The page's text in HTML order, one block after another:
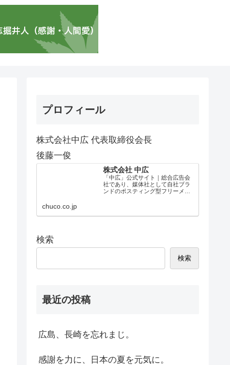
プロフィール
株式会社中広 代表取締役会長
後藤一俊
株式会社 中広
「中広」公式サイト｜総合広告会
社であり、媒体社として自社ブラ
ンドのポスティング型フリーメデ
chuco.co.jp
検索
検索
最近の投稿
広島、長崎を忘れまじ。
感謝を力に、日本の夏を元気に。